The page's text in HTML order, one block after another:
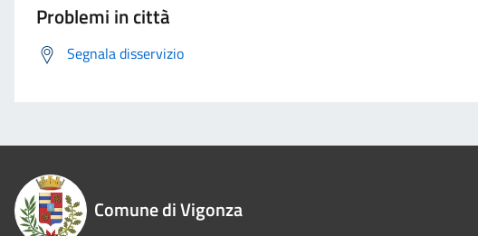
Problemi in città
Segnala disservizio
Comune di Vigonza